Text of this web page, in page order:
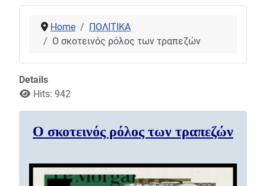
Home
ΠΟΛΙΤΙΚΑ
Ο σκοτεινός ρόλος των τραπεζών
Details
Hits: 942
Ο σκοτεινός ρόλος των τραπεζών